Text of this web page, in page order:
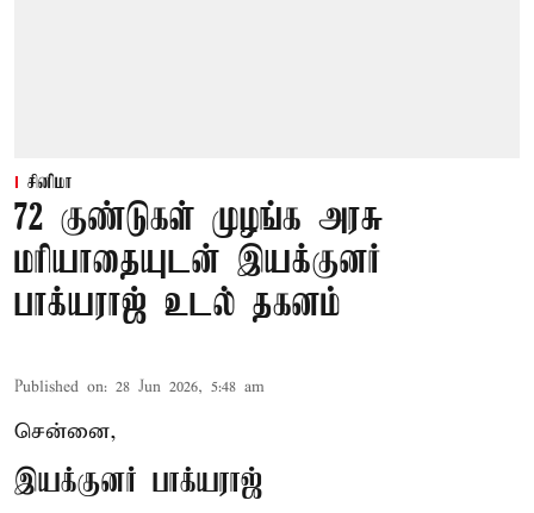
சினிமா
72 குண்டுகள் முழங்க அரசு
மரியாதையுடன் இயக்குனர்
பாக்யராஜ் உடல் தகனம்
Published on: 28 Jun 2026, 5:48 am
சென்னை,
இயக்குனர் பாக்யராஜ்